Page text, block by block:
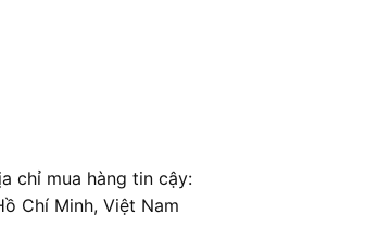
chỉ mua hàng tin cậy:
Chí Minh, Việt Nam